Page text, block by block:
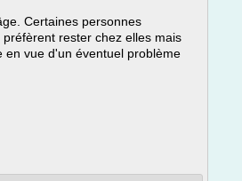
Certaines personnes
rester chez elles mais
en vue d'un éventuel problème